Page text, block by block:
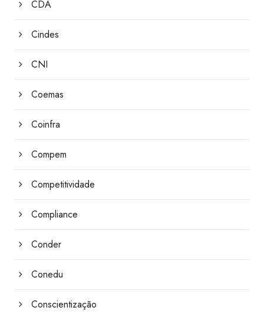
CDA
Cindes
CNI
Coemas
Coinfra
Compem
Competitividade
Compliance
Conder
Conedu
Conscientização